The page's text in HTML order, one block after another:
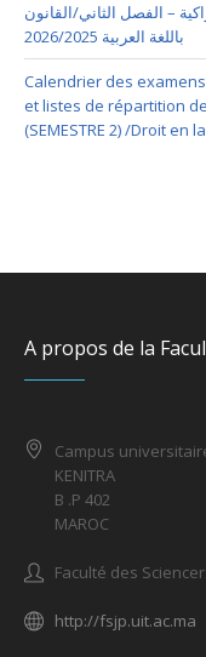
– الفصل الثاني/القانون
باللغة العربية 2026/2025
Calendrier des
et listes de répartition
(SEMESTRE 2) /Droit en
A propos de la
Campus
KENITRA
B .P 402
MAROC
Faculté des
http://fsjp.uit.ac.ma